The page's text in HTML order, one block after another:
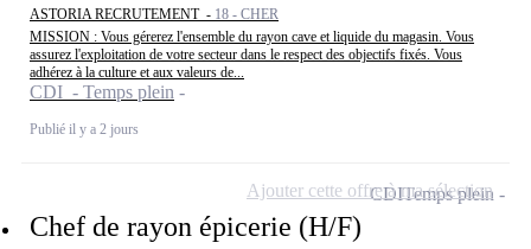
ASTORIA RECRUTEMENT - 18 - CHER
MISSION : Vous gérerez l'ensemble du rayon cave et liquide du magasin. Vous
assurez l'exploitation de votre secteur dans le respect des objectifs fixés. Vous
adhérez à la culture et aux valeurs de...
CDI - Temps plein
Publié il y a 2 jours
Chef de rayon épicerie (H/F)
CDITemps plein
Ajouter cette offre à ma sélection